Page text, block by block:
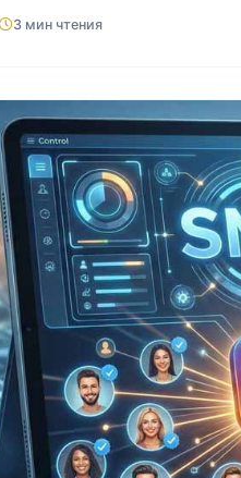
3 мин чтения